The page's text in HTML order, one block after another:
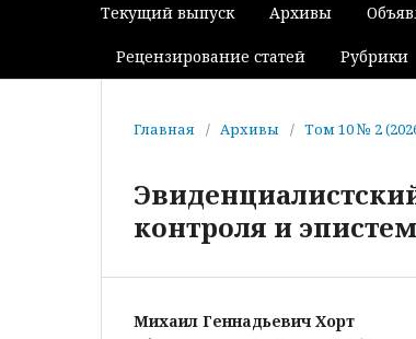
Текущий выпуск Архивы
Рецензирование статей Рубрики
Главная / Архивы / Том 10 № 2
контроля и
Михаил Геннадьевич Хорт